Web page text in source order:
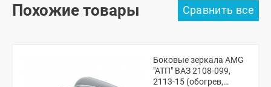
Похожие товары
Боковые зеркала AMG
"АТП" ВАЗ 2108-099,
2113-15 (обогрев,